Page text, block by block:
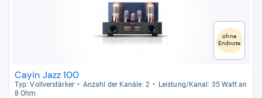
ohne
Endnote
Cayin Jazz 100
Typ: Voll­ver­stär­ker Anzahl der Kanäle: 2
Leis­tung/Kanal: 35 Watt an
8 Ohm